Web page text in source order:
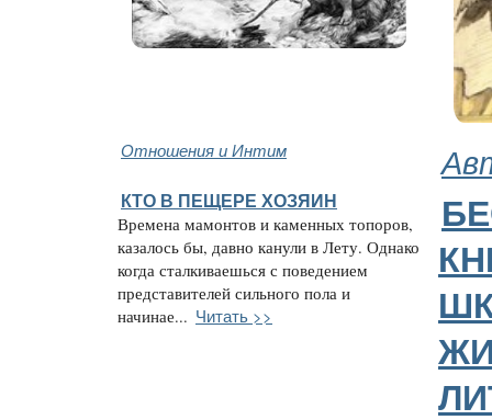
Отношения и Интим
КТО В ПЕЩЕРЕ ХОЗЯИН
Времена мамонтов и каменных топоров,
казалось бы, давно канули в Лету. Однако
когда сталкиваешься с поведением
представителей сильного пола и
начинае... Читать >>